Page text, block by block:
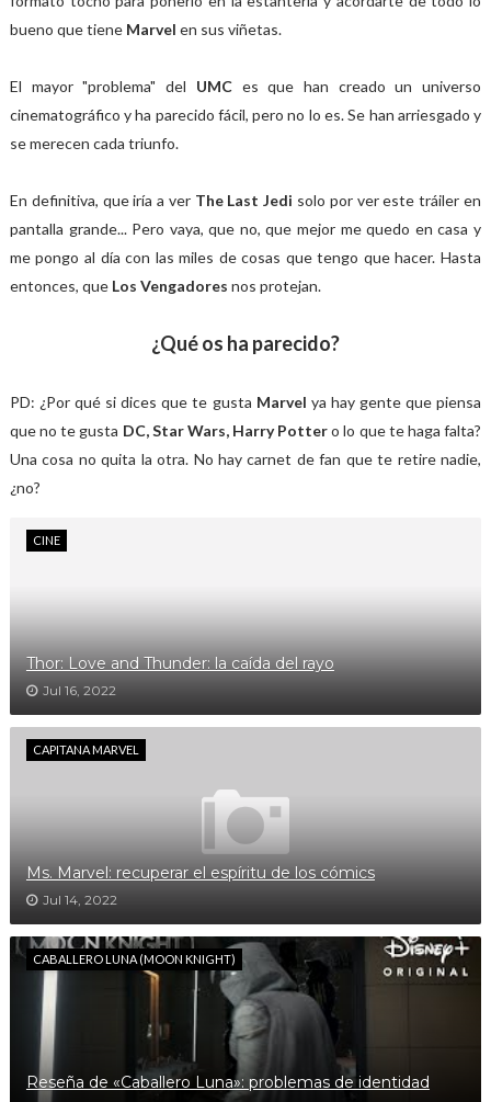
bueno que tiene Marvel en sus viñetas.
El mayor "problema" del UMC es que han creado un universo
cinematográfico y ha parecido fácil, pero no lo es. Se han arriesgado y
se merecen cada triunfo.
En definitiva, que iría a ver The Last Jedi solo por ver este tráiler en
pantalla grande... Pero vaya, que no, que mejor me quedo en casa y
me pongo al día con las miles de cosas que tengo que hacer. Hasta
entonces, que Los Vengadores nos protejan.
¿Qué os ha parecido?
PD: ¿Por qué si dices que te gusta Marvel ya hay gente que piensa
que no te gusta DC, Star Wars, Harry Pottero lo que te haga falta?
Una cosa no quita la otra. No hay carnet de fan que te retire nadie,
¿no?
CINE
Thor: Love and Thunder: la caída del rayo
Jul 16, 2022
CAPITANA MARVEL
Ms. Marvel: recuperar el espíritu de los cómics
Jul 14, 2022
CABALLERO LUNA (MOON KNIGHT)
Reseña de «Caballero Luna»: problemas de identidad